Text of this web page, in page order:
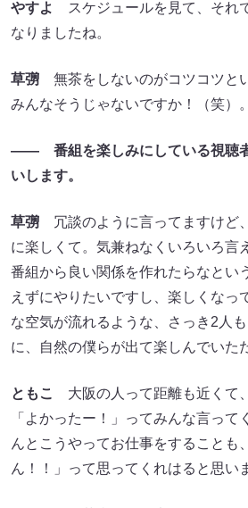
やすよ
スケジュールを見て、それ
なりましたね。
草彅 無茶をしないのがコツコツと
みんなそうじゃないですか！（笑）。
―― 番組を楽しみにしている視聴
いします。
草彅 冗談のように言ってますけど
に楽しくて。気兼ねなくいろいろ言
番組から良い関係を作れたらなとい
えずにやりたいですし、楽しくなっ
な空気が流れるような、さっき2人
に、自然の僕らが出て楽しんでいた
ともこ
大阪の人って距離も近くて
「よかったー！」ってみんな言って
んとこうやってお仕事をすることも
ん！！」って思ってくれはると思い